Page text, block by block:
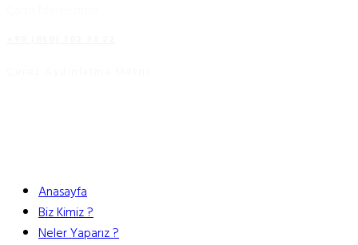
Anasayfa
Biz Kimiz ?
Neler Yaparız ?